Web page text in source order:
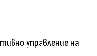
управление на